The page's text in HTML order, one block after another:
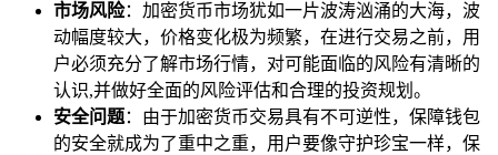
市场风险：加密货币市场犹如一片波涛汹涌的大海，波
动幅度较大，价格变化极为频繁，在进行交易之前，用
户必须充分了解市场行情，对可能面临的风险有清晰的
认识,并做好全面的风险评估和合理的投资规划。
安全问题：由于加密货币交易具有不可逆性，保障钱包
的安全就成为了重中之重，用户要像守护珍宝一样，保